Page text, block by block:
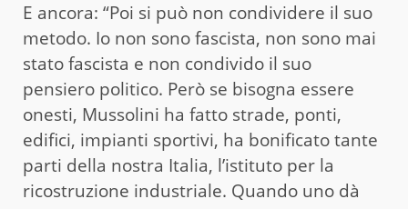
E ancora: “Poi si può non condividere il suo
metodo. Io non sono fascista, non sono mai
stato fascista e non condivido il suo
pensiero politico. Però se bisogna essere
onesti, Mussolini ha fatto strade, ponti,
edifici, impianti sportivi, ha bonificato tante
parti della nostra Italia, l’istituto per la
ricostruzione industriale. Quando uno dà